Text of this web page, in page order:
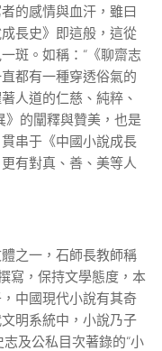
的感情與血汗，雖曰
長史》即這般，這從
斑。如稱：“《聊齋志
都有一種穿透俗氣的
人道的仁慈、純粹、
》的闡釋與贊美，也是
串于《中國小說成長
有對真、善、美等人
之一，石師長教師稱
寫，保持文學態度，本
中國現代小說有其奇
明系統中，小說乃子
及公私目次著錄的“小